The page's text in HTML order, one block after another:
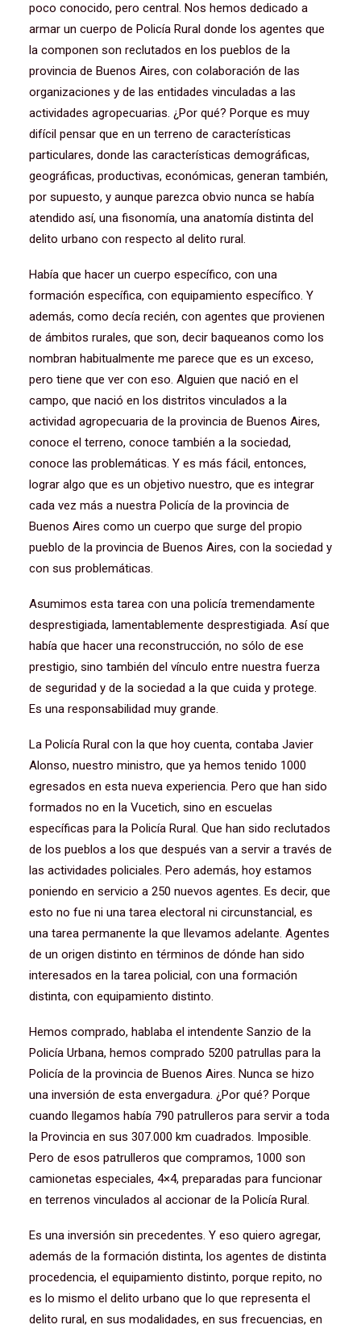
poco conocido, pero central. Nos hemos dedicado a
armar un cuerpo de Policía Rural donde los agentes que
la componen son reclutados en los pueblos de la
provincia de Buenos Aires, con colaboración de las
organizaciones y de las entidades vinculadas a las
actividades agropecuarias. ¿Por qué? Porque es muy
difícil pensar que en un terreno de características
particulares, donde las características demográficas,
geográficas, productivas, económicas, generan también,
por supuesto, y aunque parezca obvio nunca se había
atendido así, una fisonomía, una anatomía distinta del
delito urbano con respecto al delito rural.
Había que hacer un cuerpo específico, con una
formación específica, con equipamiento específico. Y
además, como decía recién, con agentes que provienen
de ámbitos rurales, que son, decir baqueanos como los
nombran habitualmente me parece que es un exceso,
pero tiene que ver con eso. Alguien que nació en el
campo, que nació en los distritos vinculados a la
actividad agropecuaria de la provincia de Buenos Aires,
conoce el terreno, conoce también a la sociedad,
conoce las problemáticas. Y es más fácil, entonces,
lograr algo que es un objetivo nuestro, que es integrar
cada vez más a nuestra Policía de la provincia de
Buenos Aires como un cuerpo que surge del propio
pueblo de la provincia de Buenos Aires, con la sociedad y
con sus problemáticas.
Asumimos esta tarea con una policía tremendamente
desprestigiada, lamentablemente desprestigiada. Así que
había que hacer una reconstrucción, no sólo de ese
prestigio, sino también del vínculo entre nuestra fuerza
de seguridad y de la sociedad a la que cuida y protege.
Es una responsabilidad muy grande.
La Policía Rural con la que hoy cuenta, contaba Javier
Alonso, nuestro ministro, que ya hemos tenido 1000
egresados en esta nueva experiencia. Pero que han sido
formados no en la Vucetich, sino en escuelas
específicas para la Policía Rural. Que han sido reclutados
de los pueblos a los que después van a servir a través de
las actividades policiales. Pero además, hoy estamos
poniendo en servicio a 250 nuevos agentes. Es decir, que
esto no fue ni una tarea electoral ni circunstancial, es
una tarea permanente la que llevamos adelante. Agentes
de un origen distinto en términos de dónde han sido
interesados en la tarea policial, con una formación
distinta, con equipamiento distinto.
Hemos comprado, hablaba el intendente Sanzio de la
Policía Urbana, hemos comprado 5200 patrullas para la
Policía de la provincia de Buenos Aires. Nunca se hizo
una inversión de esta envergadura. ¿Por qué? Porque
cuando llegamos había 790 patrulleros para servir a toda
la Provincia en sus 307.000 km cuadrados. Imposible.
Pero de esos patrulleros que compramos, 1000 son
camionetas especiales, 4×4, preparadas para funcionar
en terrenos vinculados al accionar de la Policía Rural.
Es una inversión sin precedentes. Y eso quiero agregar,
además de la formación distinta, los agentes de distinta
procedencia, el equipamiento distinto, porque repito, no
es lo mismo el delito urbano que lo que representa el
delito rural, en sus modalidades, en sus frecuencias, en